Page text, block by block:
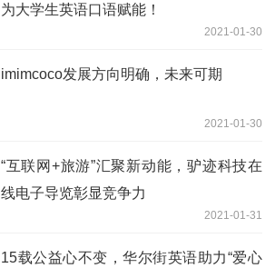
为大学生英语口语赋能！
2021-01-30
imimcoco发展方向明确，未来可期
2021-01-30
“互联网+旅游”汇聚新动能，驴迹科技在
线电子导览彰显竞争力
2021-01-31
15载公益心不变，华尔街英语助力“爱心